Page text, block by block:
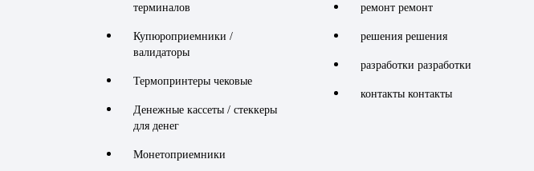
терминалов
Купюроприемники /
валидаторы
Термопринтеры чековые
Денежные кассеты / стеккеры
для денег
Монетоприемники
ремонт ремонт
решения решения
разработки разработки
контакты контакты